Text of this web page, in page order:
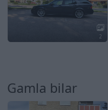
2
Gamla bilar